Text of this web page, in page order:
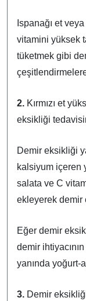
Ispanağı et
vitamini yüksek
tüketmek gibi
2. Kırmızı et
eksikliği
Demir eksikliği
kalsiyum içeren
salata ve C
ekleyerek demir
Eğer demir
demir
yanında yoğurt-
3. Demir